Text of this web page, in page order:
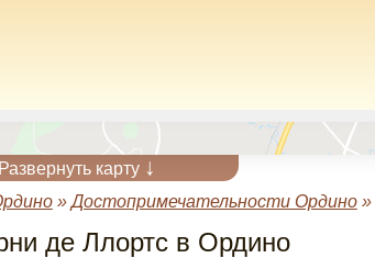
Развернуть карту ↓
»Достопримечательности Ордино»
де Ллортс в Ордино